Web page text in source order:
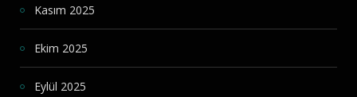
Kasım 2025
Ekim 2025
Eylül 2025